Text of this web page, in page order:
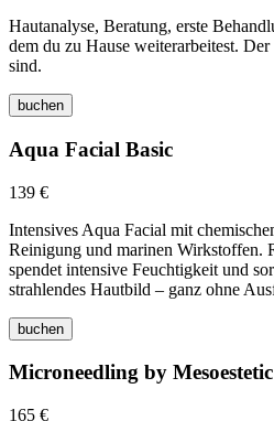
Hautanalyse, Beratung, erste
dem du zu Hause weiterarbeitest.
sind.
buchen
Aqua Facial Basic
139 €
Intensives Aqua Facial mit
Reinigung und marinen Wirkstoffen.
spendet intensive Feuchtigkeit und
strahlendes Hautbild – ganz ohne
buchen
Microneedling by Mesoestetic
165 €